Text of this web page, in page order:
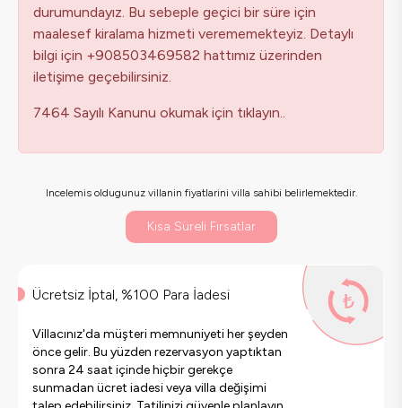
durumundayız. Bu sebeple geçici bir süre için
maalesef kiralama hizmeti verememekteyiz. Detaylı
bilgi için +908503469582 hattımız üzerinden
iletişime geçebilirsiniz.
7464 Sayılı Kanunu okumak için tıklayın..
Incelemis oldugunuz villanin fiyatlarini villa sahibi belirlemektedir.
Kısa Süreli Fırsatlar
Ücretsiz İptal, %100 Para İadesi
Villacınız'da müşteri memnuniyeti her şeyden
önce gelir. Bu yüzden rezervasyon yaptıktan
sonra 24 saat içinde hiçbir gerekçe
sunmadan ücret iadesi veya villa değişimi